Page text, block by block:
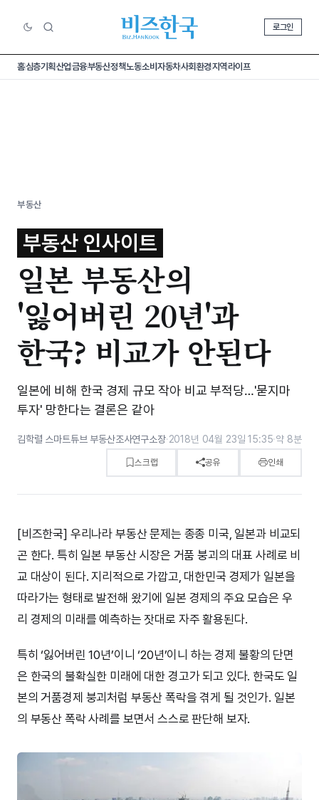
로그인
홈심층기획산업금융부동산정책노동소비 자동차사회환경지역라이프
부동산
부동산 인사이트
일본 부동산의
'잃어버린 20년'과
한국? 비교가 안된다
일본에 비해 한국 경제 규모 작아 비교 부적당…'묻지마
투자' 망한다는 결론은 같아
김학렬 스마트튜브 부동산조사연구소장·2018년 04월 23일 15:35·약 8분
스크랩 공유 인쇄
[비즈한국] 우리나라 부동산 문제는 종종 미국, 일본과 비교되
곤 한다. 특히 일본 부동산 시장은 거품 붕괴의 대표 사례로 비
교 대상이 된다. 지리적으로 가깝고, 대한민국 경제가 일본을
따라가는 형태로 발전해 왔기에 일본 경제의 주요 모습은 우
리 경제의 미래를 예측하는 잣대로 자주 활용된다.
특히 ‘잃어버린 10년’이니 ‘20년’이니 하는 경제 불황의 단면
은 한국의 불확실한 미래에 대한 경고가 되고 있다. 한국도 일
본의 거품경제 붕괴처럼 부동산 폭락을 겪게 될 것인가. 일본
의 부동산 폭락 사례를 보면서 스스로 판단해 보자.